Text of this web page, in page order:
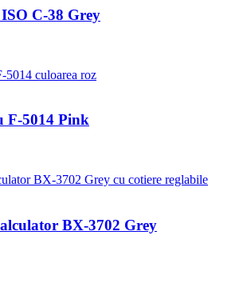
C-38 Grey
F-5014 Pink
BX-3702 Grey